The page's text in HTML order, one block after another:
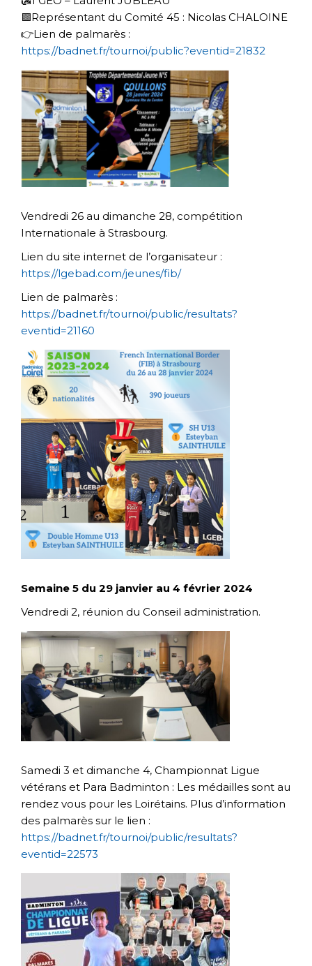
🟩Représentant du Comité 45 : Nicolas CHALOINE
👉Lien de palmarès :
https://badnet.fr/tournoi/public?eventid=21832
Vendredi 26 au dimanche 28, compétition
Internationale à Strasbourg.
Lien du site internet de l’organisateur :
https://lgebad.com/jeunes/fib/
Lien de palmarès :
https://badnet.fr/tournoi/public/resultats?
eventid=21160
Semaine 5 du 29 janvier au 4 février 2024
Vendredi 2, réunion du Conseil administration.
Samedi 3 et dimanche 4, Championnat Ligue
vétérans et Para Badminton : Les médailles sont au
rendez vous pour les Loirétains. Plus d’information
des palmarès sur le lien :
https://badnet.fr/tournoi/public/resultats?
eventid=22573